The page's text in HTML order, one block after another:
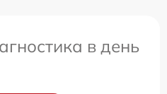
в день